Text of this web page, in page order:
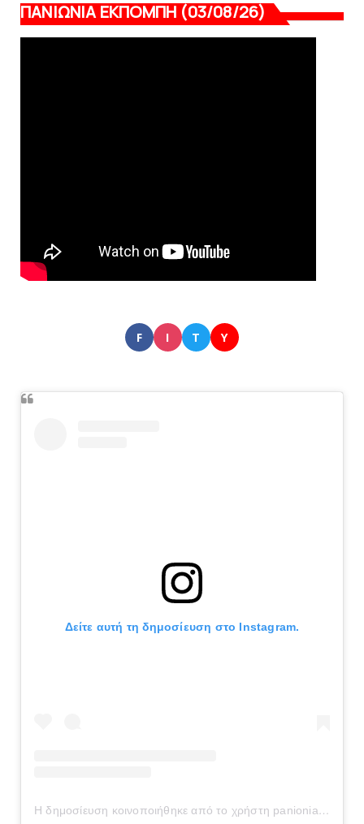
ΠΑΝΙΩΝΙΑ ΕΚΠΟΜΠΗ (03/08/26)
F I T Y
Δείτε αυτή τη δημοσίευση στο Instagram.
Η δημοσίευση κοινοποιήθηκε από το χρήστη panionianea.gr (@panionianea.gr)